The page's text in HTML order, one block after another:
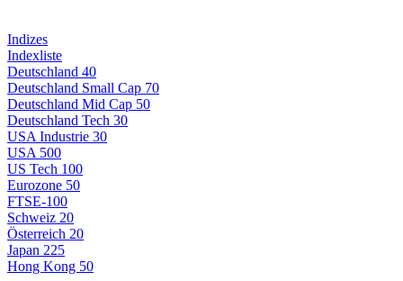
Indizes
Indexliste
Deutschland 40
Deutschland Small Cap 70
Deutschland Mid Cap 50
Deutschland Tech 30
USA Industrie 30
USA 500
US Tech 100
Eurozone 50
FTSE-100
Schweiz 20
Österreich 20
Japan 225
Hong Kong 50